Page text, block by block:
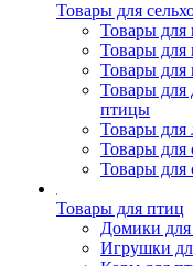
Товары для
Товары для
Товары для
Товары для
Товары для
птицы
Товары для
Товары для
Товары для
Товары для птиц
Домики
Игрушки